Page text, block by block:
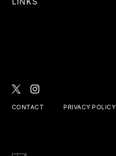
CONTACT PRIVACY POLICY